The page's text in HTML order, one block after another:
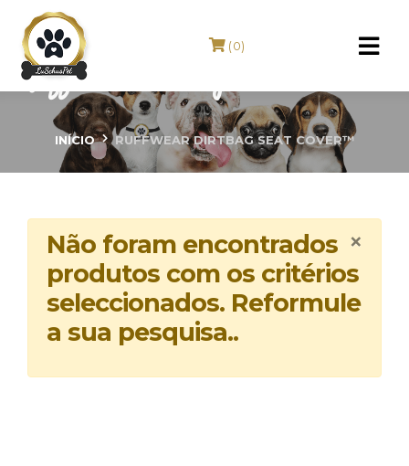
(0)
Ruffwear Dirtbag Seat Cover™
INÍCIO RUFFWEAR DIRTBAG SEAT COVER™
×
Não foram encontrados
produtos com os critérios
seleccionados. Reformule
a sua pesquisa..